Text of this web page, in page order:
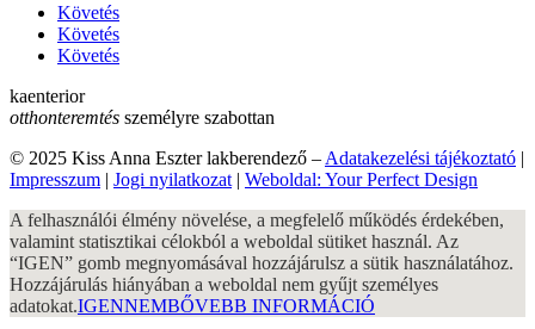
Követés
Követés
Követés
kaenterior
otthonteremtés személyre szabottan
© 2025 Kiss Anna Eszter lakberendező – Adatakezelési tájékoztató |
Impresszum | Jogi nyilatkozat | Weboldal: Your Perfect Design
A felhasználói élmény növelése, a megfelelő működés érdekében,
valamint statisztikai célokból a weboldal sütiket használ. Az
“IGEN” gomb megnyomásával hozzájárulsz a sütik használatához.
Hozzájárulás hiányában a weboldal nem gyűjt személyes
adatokat.IGENNEMBŐVEBB INFORMÁCIÓ